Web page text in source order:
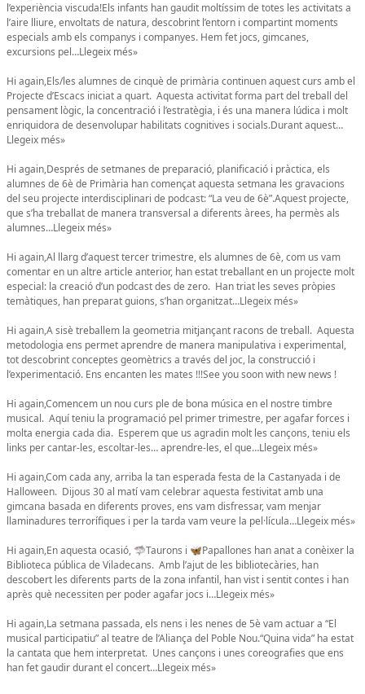
l’experiència viscuda!Els infants han gaudit moltíssim de totes les activitats a
l’aire lliure, envoltats de natura, descobrint l’entorn i compartint moments
especials amb els companys i companyes. Hem fet jocs, gimcanes,
excursions pel…Llegeix més»
Hi again,Els/les alumnes de cinquè de primària continuen aquest curs amb el
Projecte d’Escacs iniciat a quart. Aquesta activitat forma part del treball del
pensament lògic, la concentració i l’estratègia, i és una manera lúdica i molt
enriquidora de desenvolupar habilitats cognitives i socials.Durant aquest…
Llegeix més»
Hi again,Després de setmanes de preparació, planificació i pràctica, els
alumnes de 6è de Primària han començat aquesta setmana les gravacions
del seu projecte interdisciplinari de podcast: “La veu de 6è”.Aquest projecte,
que s’ha treballat de manera transversal a diferents àrees, ha permès als
alumnes…Llegeix més»
Hi again,Al llarg d’aquest tercer trimestre, els alumnes de 6è, com us vam
comentar en un altre article anterior, han estat treballant en un projecte molt
especial: la creació d’un podcast des de zero. Han triat les seves pròpies
temàtiques, han preparat guions, s’han organitzat…Llegeix més»
Hi again,A sisè treballem la geometria mitjançant racons de treball. Aquesta
metodologia ens permet aprendre de manera manipulativa i experimental,
tot descobrint conceptes geomètrics a través del joc, la construcció i
l’experimentació. Ens encanten les mates !!!See you soon with new news !
Hi again,Comencem un nou curs ple de bona música en el nostre timbre
musical. Aquí teniu la programació pel primer trimestre, per agafar forces i
molta energia cada dia. Esperem que us agradin molt les cançons, teniu els
links per cantar-les, escoltar-les… aprendre-les, el que…Llegeix més»
Hi again,Com cada any, arriba la tan esperada festa de la Castanyada i de
Halloween. Dijous 30 al matí vam celebrar aquesta festivitat amb una
gimcana basada en diferents proves, ens vam disfressar, vam menjar
llaminadures terrorífiques i per la tarda vam veure la pel·lícula…Llegeix més»
Hi again,En aquesta ocasió, 🦈Taurons i 🦋Papallones han anat a conèixer la
Biblioteca pública de Viladecans. Amb l’ajut de les bibliotecàries, han
descobert les diferents parts de la zona infantil, han vist i sentit contes i han
après què necessiten per poder agafar jocs i…Llegeix més»
Hi again,La setmana passada, els nens i les nenes de 5è vam actuar a “El
musical participatiu” al teatre de l’Aliança del Poble Nou.“Quina vida” ha estat
la cantata que hem interpretat. Unes cançons i unes coreografies que ens
han fet gaudir durant el concert…Llegeix més»